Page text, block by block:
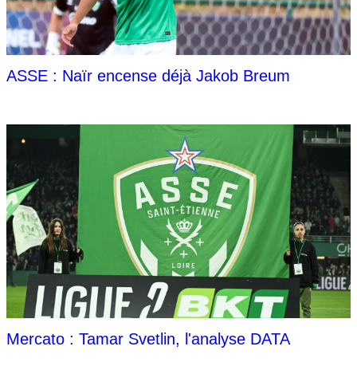
ASSE : Naïr encense déjà Jakob Breum
Mercato : Tamar Svetlin, l'analyse DATA